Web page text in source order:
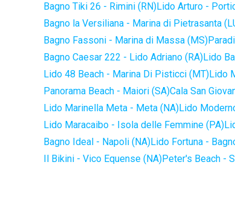
Bagno Tiki 26 - Rimini (RN)Lido Arturo -
Bagno la Versiliana - Marina di Pietrasanta
Bagno Fassoni - Marina di Massa (MS)
Bagno Caesar 222 - Lido Adriano (RA)Lido
Lido 48 Beach - Marina Di Pisticci (MT)Lido
Panorama Beach - Maiori (SA)Cala San
Lido Marinella Meta - Meta (NA)Lido
Lido Maracaibo - Isola delle Femmine (PA)
Bagno Ideal - Napoli (NA)Lido Fortuna -
Il Bikini - Vico Equense (NA)Peter's Beach -